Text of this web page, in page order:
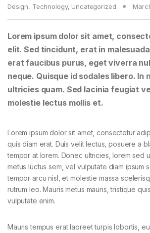
Design, Technology, Uncategorized
Lorem ipsum dolor sit amet,
elit. Sed tincidunt, erat in
erat faucibus purus, eget viverra
neque. Quisque id sodales libero. In
ultricies quam. Sed lacinia feugiat
molestie lectus mollis et.
Lorem ipsum dolor sit amet, consectetur
quis diam erat. Duis velit lectus, posuere a
tempor at lorem. Donec ultricies, lorem sed
metus luctus sem, vel vulputate diam ipsum
tempor arcu nisl, et molestie massa
rutrum leo. Mauris metus mauris, tristique
vulputate enim.
Mauris tempus erat laoreet turpis lobortis,